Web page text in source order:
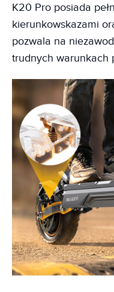
K20 Pro posiada
kierunkowskazami
pozwala na
trudnych warunkach